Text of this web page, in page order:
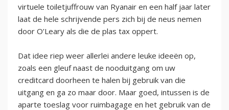
virtuele toiletjuffrouw van Ryanair en een half jaar later
laat de hele schrijvende pers zich bij de neus nemen
door O’Leary als die de plas tax oppert.
Dat idee riep weer allerlei andere leuke ideeën op,
zoals een gleuf naast de nooduitgang om uw
creditcard doorheen te halen bij gebruik van die
uitgang en ga zo maar door. Maar goed, intussen is de
aparte toeslag voor ruimbagage en het gebruik van de